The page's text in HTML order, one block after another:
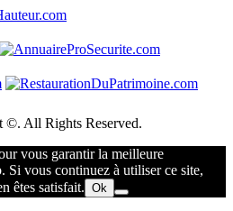
©. All Rights Reserved.
vous garantir la meilleure
Si vous continuez à utiliser ce site,
êtes satisfait. Ok